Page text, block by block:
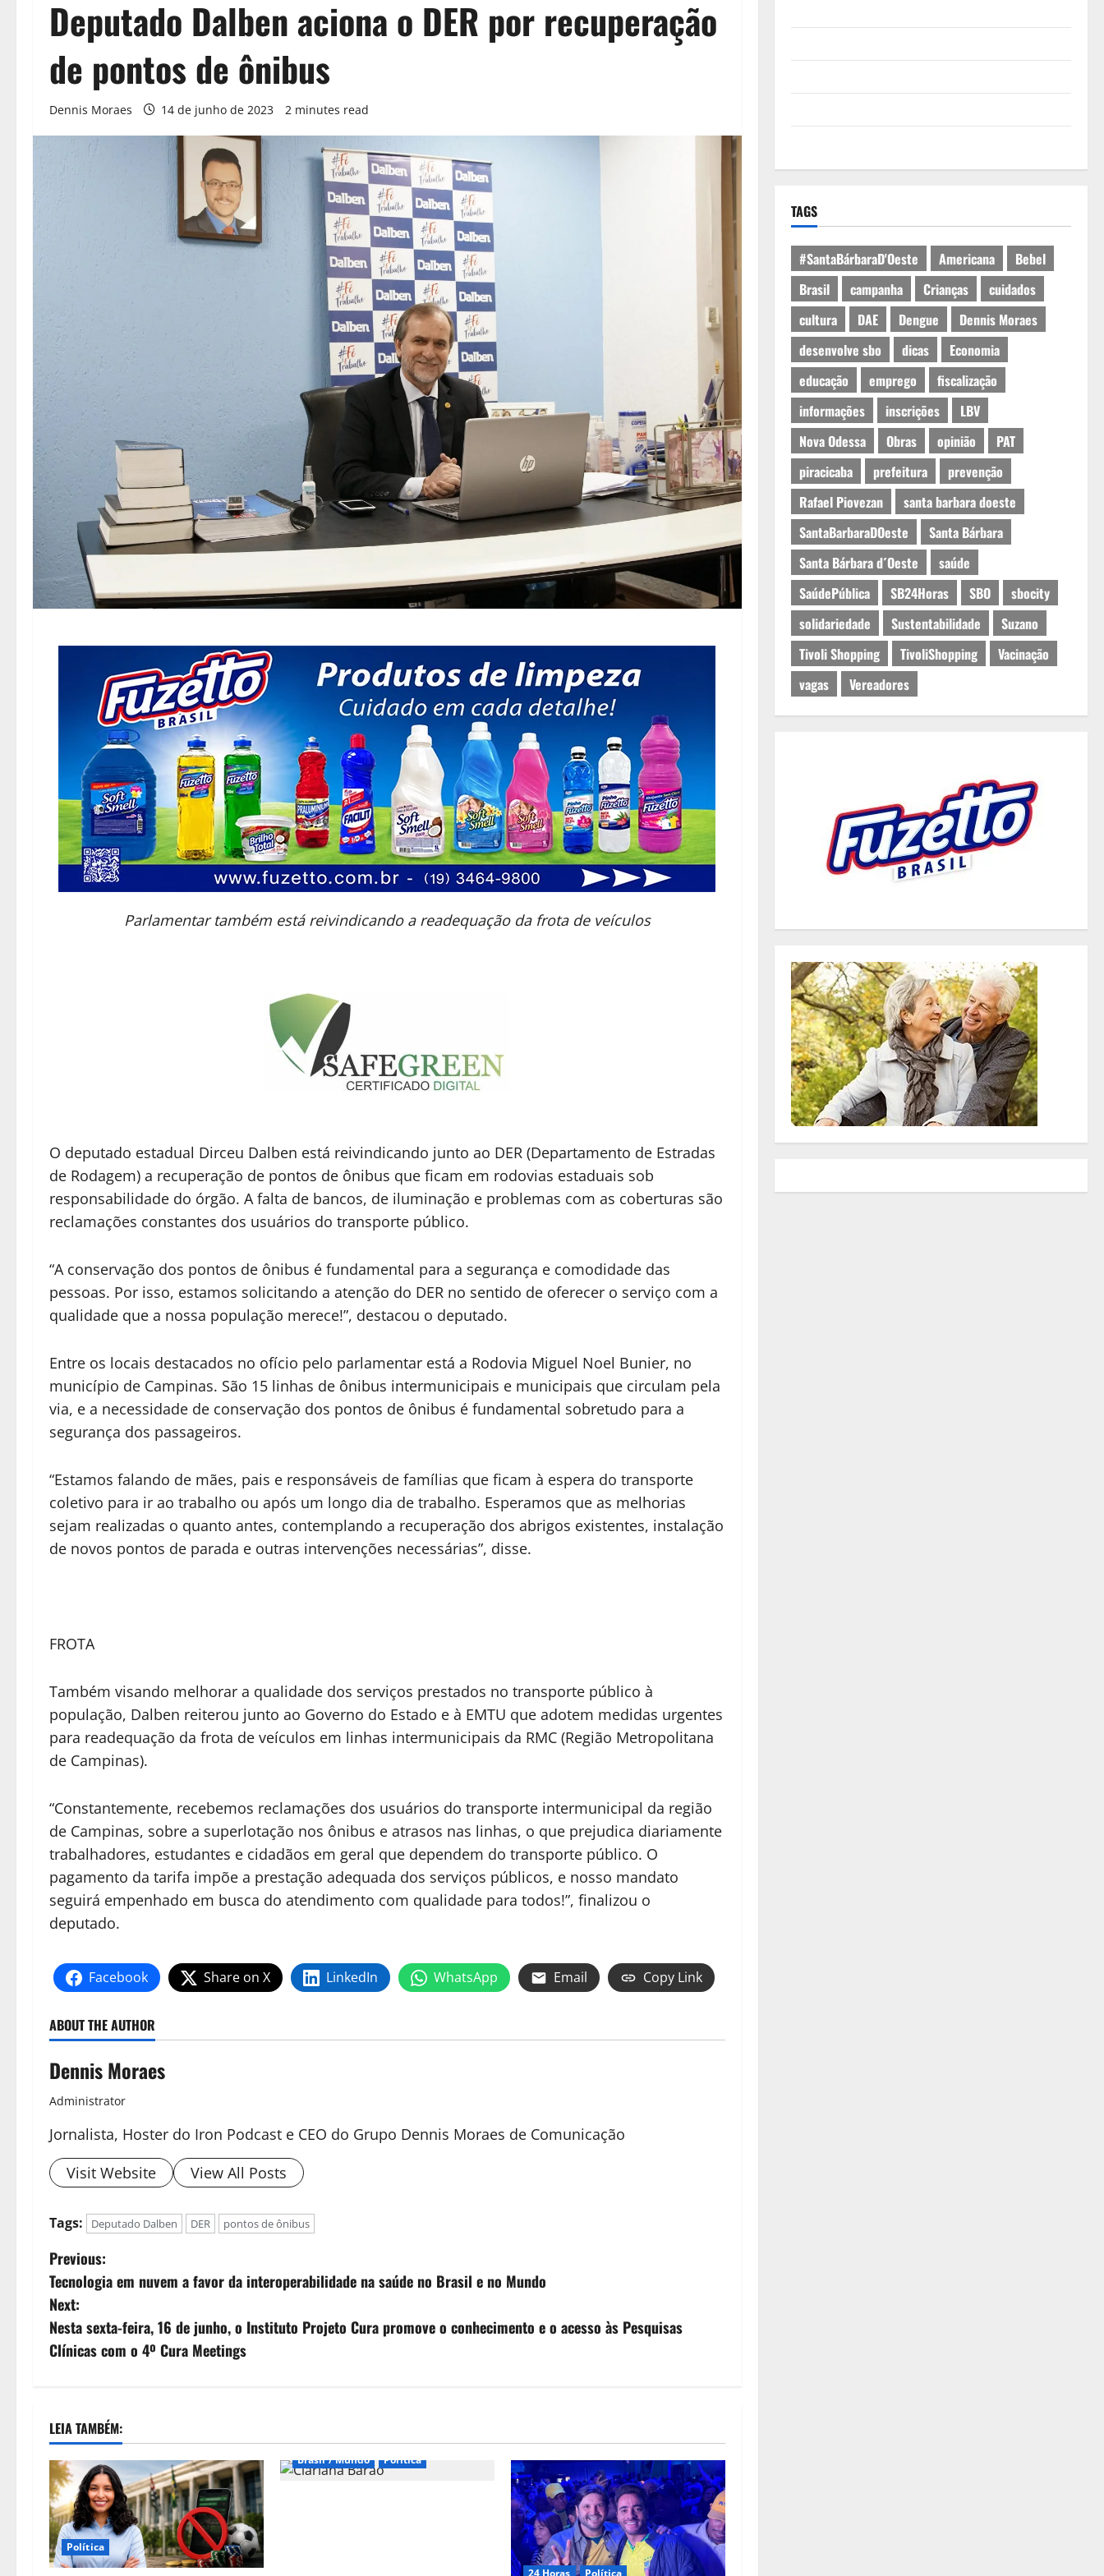
Deputado Dalben aciona o DER por recuperação
de pontos de ônibus
Dennis Moraes 14 de junho de 2023 2 minutes read
Parlamentar também está reivindicando a readequação da frota de veículos
O deputado estadual Dirceu Dalben está reivindicando junto ao DER (Departamento de Estradas
de Rodagem) a recuperação de pontos de ônibus que ficam em rodovias estaduais sob
responsabilidade do órgão. A falta de bancos, de iluminação e problemas com as coberturas são
reclamações constantes dos usuários do transporte público.
“A conservação dos pontos de ônibus é fundamental para a segurança e comodidade das
pessoas. Por isso, estamos solicitando a atenção do DER no sentido de oferecer o serviço com a
qualidade que a nossa população merece!”, destacou o deputado.
Entre os locais destacados no ofício pelo parlamentar está a Rodovia Miguel Noel Bunier, no
município de Campinas. São 15 linhas de ônibus intermunicipais e municipais que circulam pela
via, e a necessidade de conservação dos pontos de ônibus é fundamental sobretudo para a
segurança dos passageiros.
“Estamos falando de mães, pais e responsáveis de famílias que ficam à espera do transporte
coletivo para ir ao trabalho ou após um longo dia de trabalho. Esperamos que as melhorias
sejam realizadas o quanto antes, contemplando a recuperação dos abrigos existentes, instalação
de novos pontos de parada e outras intervenções necessárias”, disse.
FROTA
Também visando melhorar a qualidade dos serviços prestados no transporte público à
população, Dalben reiterou junto ao Governo do Estado e à EMTU que adotem medidas urgentes
para readequação da frota de veículos em linhas intermunicipais da RMC (Região Metropolitana
de Campinas).
“Constantemente, recebemos reclamações dos usuários do transporte intermunicipal da região
de Campinas, sobre a superlotação nos ônibus e atrasos nas linhas, o que prejudica diariamente
trabalhadores, estudantes e cidadãos em geral que dependem do transporte público. O
pagamento da tarifa impõe a prestação adequada dos serviços públicos, e nosso mandato
seguirá empenhado em busca do atendimento com qualidade para todos!”, finalizou o
deputado.
Facebook Share on X LinkedIn WhatsApp Email Copy Link
ABOUT THE AUTHOR
Dennis Moraes
Administrator
Jornalista, Hoster do Iron Podcast e CEO do Grupo Dennis Moraes de Comunicação
Visit Website
View All Posts
Tags: Deputado Dalben DER pontos de ônibus
Previous:
Tecnologia em nuvem a favor da interoperabilidade na saúde no Brasil e no Mundo
Next:
Nesta sexta-feira, 16 de junho, o Instituto Projeto Cura promove o conhecimento e o acesso às Pesquisas
Clínicas com o 4º Cura Meetings
LEIA TAMBÉM:
Política
Brasil / Mundo Política
24 Horas Política
TAGS
#SantaBárbaraD'Oeste Americana
Bebel
Brasil
campanha Crianças
cuidados
cultura
DAE Dengue
Dennis Moraes
desenvolve sbo
dicas
Economia
educação
emprego
fiscalização
informações
inscrições
LBV
Nova Odessa
Obras opinião
PAT
piracicaba
prefeitura
prevenção
Rafael Piovezan
santa barbara doeste
SantaBarbaraDOeste
Santa Bárbara
Santa Bárbara d´Oeste
saúde
SaúdePública
SB24Horas SBO
sbocity
solidariedade
Sustentabilidade
Suzano
Tivoli Shopping
TivoliShopping
Vacinação
vagas
Vereadores